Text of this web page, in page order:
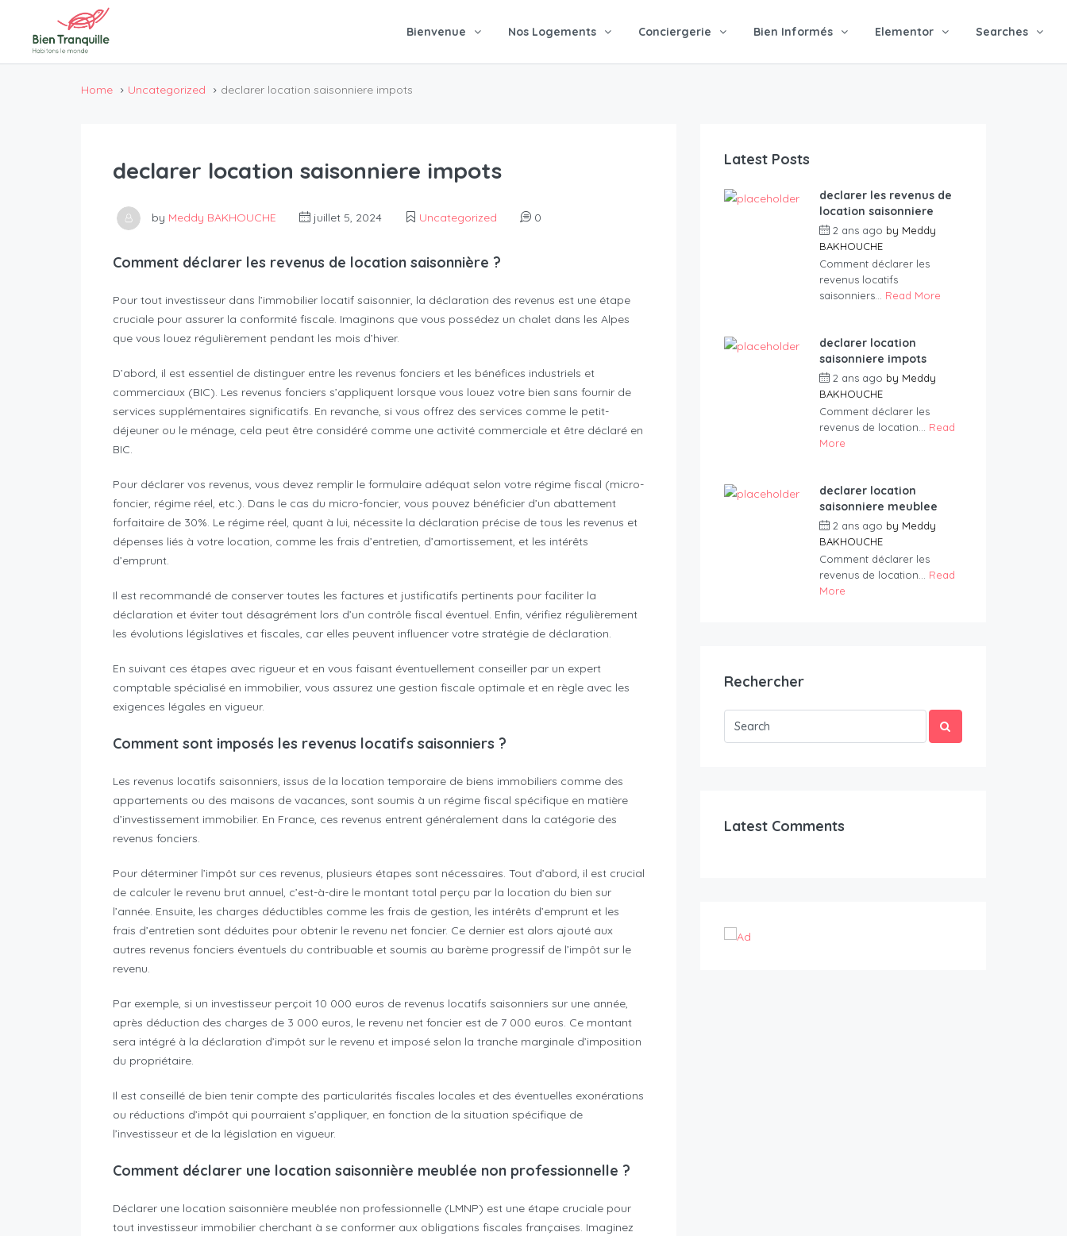
Bienvenue Nos Logements Conciergerie Bien Informés Elementor Searches
Home Uncategorized declarer location saisonniere impots
declarer location saisonniere impots
by Meddy BAKHOUCHE juillet 5, 2024 Uncategorized 0
Comment déclarer les revenus de location saisonnière ?
Pour tout investisseur dans l’immobilier locatif saisonnier, la déclaration des revenus est une étape
cruciale pour assurer la conformité fiscale. Imaginons que vous possédez un chalet dans les Alpes
que vous louez régulièrement pendant les mois d’hiver.
D’abord, il est essentiel de distinguer entre les revenus fonciers et les bénéfices industriels et
commerciaux (BIC). Les revenus fonciers s’appliquent lorsque vous louez votre bien sans fournir de
services supplémentaires significatifs. En revanche, si vous offrez des services comme le petit-
déjeuner ou le ménage, cela peut être considéré comme une activité commerciale et être déclaré en
BIC.
Pour déclarer vos revenus, vous devez remplir le formulaire adéquat selon votre régime fiscal (micro-
foncier, régime réel, etc.). Dans le cas du micro-foncier, vous pouvez bénéficier d’un abattement
forfaitaire de 30%. Le régime réel, quant à lui, nécessite la déclaration précise de tous les revenus et
dépenses liés à votre location, comme les frais d’entretien, d’amortissement, et les intérêts
d’emprunt.
Il est recommandé de conserver toutes les factures et justificatifs pertinents pour faciliter la
déclaration et éviter tout désagrément lors d’un contrôle fiscal éventuel. Enfin, vérifiez régulièrement
les évolutions législatives et fiscales, car elles peuvent influencer votre stratégie de déclaration.
En suivant ces étapes avec rigueur et en vous faisant éventuellement conseiller par un expert
comptable spécialisé en immobilier, vous assurez une gestion fiscale optimale et en règle avec les
exigences légales en vigueur.
Comment sont imposés les revenus locatifs saisonniers ?
Les revenus locatifs saisonniers, issus de la location temporaire de biens immobiliers comme des
appartements ou des maisons de vacances, sont soumis à un régime fiscal spécifique en matière
d’investissement immobilier. En France, ces revenus entrent généralement dans la catégorie des
revenus fonciers.
Pour déterminer l’impôt sur ces revenus, plusieurs étapes sont nécessaires. Tout d’abord, il est crucial
de calculer le revenu brut annuel, c’est-à-dire le montant total perçu par la location du bien sur
l’année. Ensuite, les charges déductibles comme les frais de gestion, les intérêts d’emprunt et les
frais d’entretien sont déduites pour obtenir le revenu net foncier. Ce dernier est alors ajouté aux
autres revenus fonciers éventuels du contribuable et soumis au barème progressif de l’impôt sur le
revenu.
Par exemple, si un investisseur perçoit 10 000 euros de revenus locatifs saisonniers sur une année,
après déduction des charges de 3 000 euros, le revenu net foncier est de 7 000 euros. Ce montant
sera intégré à la déclaration d’impôt sur le revenu et imposé selon la tranche marginale d’imposition
du propriétaire.
Il est conseillé de bien tenir compte des particularités fiscales locales et des éventuelles exonérations
ou réductions d’impôt qui pourraient s’appliquer, en fonction de la situation spécifique de
l’investisseur et de la législation en vigueur.
Comment déclarer une location saisonnière meublée non professionnelle ?
Déclarer une location saisonnière meublée non professionnelle (LMNP) est une étape cruciale pour
tout investisseur immobilier cherchant à se conformer aux obligations fiscales françaises. Imaginez
Latest Posts
declarer les revenus de
location saisonniere
2 ans ago by Meddy
BAKHOUCHE
Comment déclarer les
revenus locatifs
saisonniers... Read More
declarer location
saisonniere impots
2 ans ago by Meddy
BAKHOUCHE
Comment déclarer les
revenus de location... Read
More
declarer location
saisonniere meublee
2 ans ago by Meddy
BAKHOUCHE
Comment déclarer les
revenus de location... Read
More
Rechercher
Latest Comments